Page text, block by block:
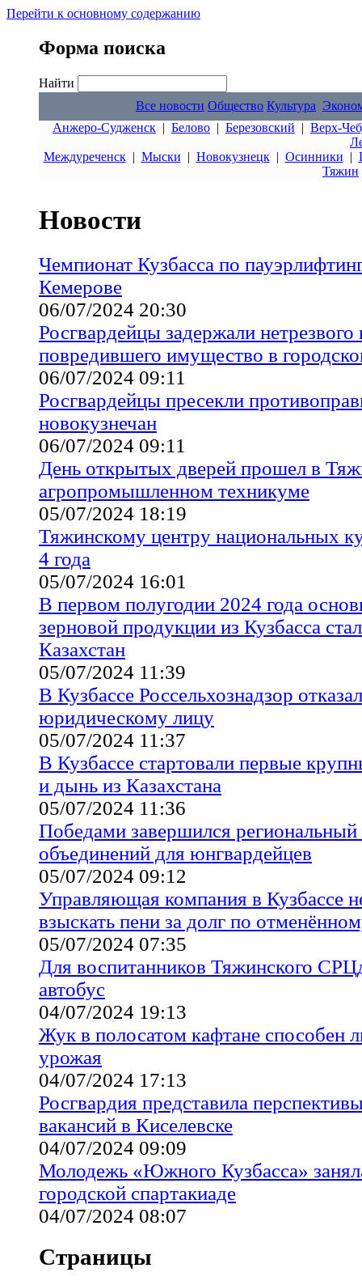
Перейти к основному содержанию
Форма поиска
Найти
Все новости Общество Культура
Анжеро-Судженск | Белово | Березовский | Верх-
Междуреченск| Мыски | Новокузнецк| Осинники |
Тяжин
Новости
Чемпионат Кузбасса по
Кемерове
06/07/2024 20:30
Росгвардейцы задержали нетрезвого
повредившего имущество в
06/07/2024 09:11
Росгвардейцы пресекли
новокузнечан
06/07/2024 09:11
День открытых дверей прошел в
агропромышленном техникуме
05/07/2024 18:19
Тяжинскому центру национальных
4 года
05/07/2024 16:01
В первом полугодии 2024 года
зерновой продукции из Кузбасса
Казахстан
05/07/2024 11:39
В Кузбассе Россельхознадзор
юридическому лицу
05/07/2024 11:37
В Кузбассе стартовали первые
и дынь из Казахстана
05/07/2024 11:36
Победами завершился региональный
объединений для юнгвардейцев
05/07/2024 09:12
Управляющая компания в Кузбассе
взыскать пени за долг по
05/07/2024 07:35
Для воспитанников Тяжинского
автобус
04/07/2024 19:13
Жук в полосатом кафтане способен
урожая
04/07/2024 17:13
Росгвардия представила
вакансий в Киселевске
04/07/2024 09:09
Молодежь «Южного Кузбасса»
городской спартакиаде
04/07/2024 08:07
Страницы